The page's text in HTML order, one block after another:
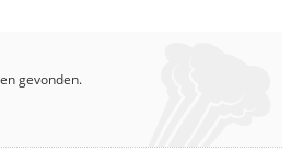
gevonden.